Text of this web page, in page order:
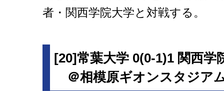
者・関西学院大学と対戦する。
[20]常葉大学 0(0-1)1 関西学
＠相模原ギオンスタジア